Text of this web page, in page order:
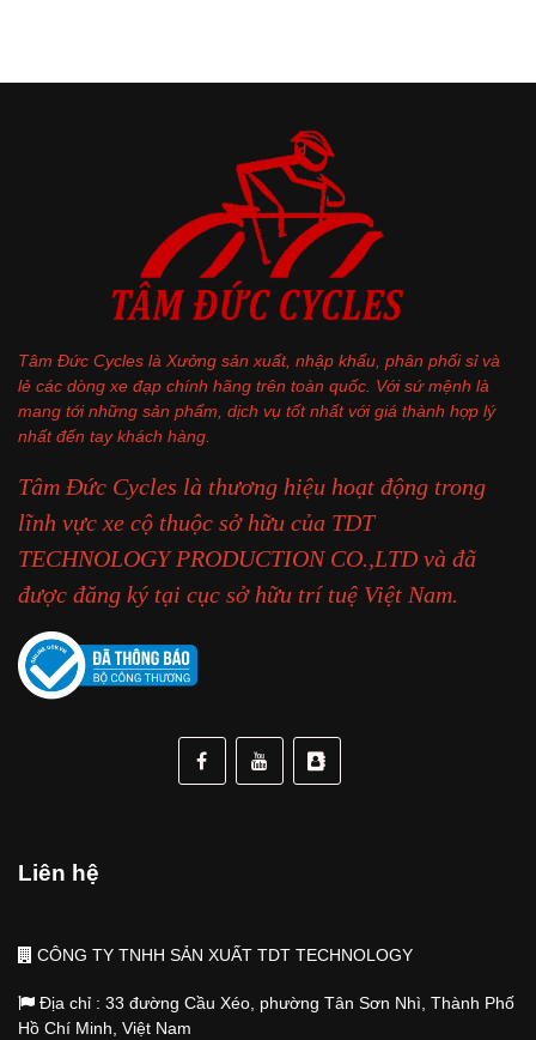
Tâm Đức Cycles là Xưởng sản xuất, nhập khẩu, phân phối sỉ và
lẻ các dòng xe đạp chính hãng trên toàn quốc. Với sứ mệnh là
mang tới những sản phẩm, dịch vụ tốt nhất với giá thành hợp lý
nhất đến tay khách hàng.
Tâm Đức Cycles là thương hiệu hoạt động trong
lĩnh vực xe cộ thuộc sở hữu của TDT
TECHNOLOGY PRODUCTION CO.,LTD và đã
được đăng ký tại cục sở hữu trí tuệ Việt Nam.
Liên hệ
CÔNG TY TNHH SẢN XUẤT TDT TECHNOLOGY
Địa chỉ : 33 đường Cầu Xéo, phường Tân Sơn Nhì, Thành Phố
Hồ Chí Minh, Việt Nam